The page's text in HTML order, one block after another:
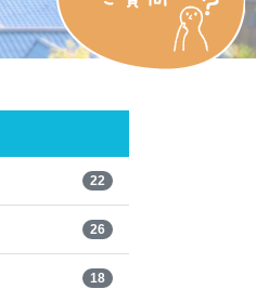
22
26
18